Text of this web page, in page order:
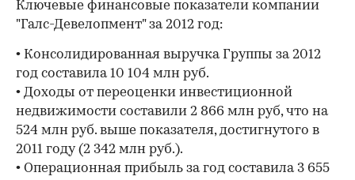
Ключевые финансовые показатели компании
"Галс-Девелопмент" за 2012 год:
• Консолидированная выручка Группы за 2012
год составила 10 104 млн руб.
• Доходы от переоценки инвестиционной
недвижимости составили 2 866 млн руб, что на
524 млн руб. выше показателя, достигнутого в
2011 году (2 342 млн руб.).
• Операционная прибыль за год составила 3 655